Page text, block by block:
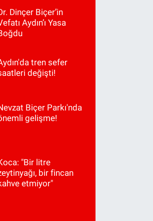
Dinçer Biçer’in
Aydın’ı Yasa
tren sefer
değişti!
Biçer Parkı'nda
gelişme!
"Bir litre
bir fincan
etmiyor"